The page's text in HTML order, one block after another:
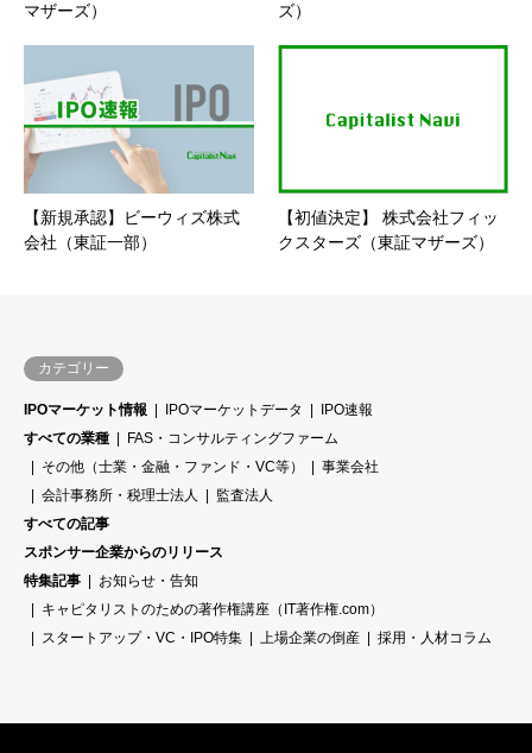
マザーズ）
ズ）
【新規承認】ビーウィズ株式
会社（東証一部）
【初値決定】 株式会社フィッ
クスターズ（東証マザーズ）
カテゴリー
IPOマーケット情報 IPOマーケットデータ
IPO速報
すべての業種
FAS・コンサルティングファーム
その他（士業・金融・ファンド・VC等）
事業会社
会計事務所・税理士法人
監査法人
すべての記事
スポンサー企業からのリリース
特集記事
お知らせ・告知
キャピタリストのための著作権講座（IT著作権.com）
スタートアップ・VC・IPO特集
上場企業の倒産 採用・人材コラム